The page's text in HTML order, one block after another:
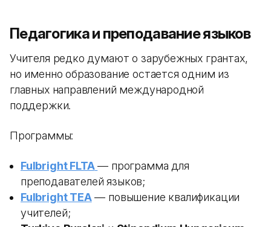
Педагогика и преподавание языков
Учителя редко думают о зарубежных грантах,
но именно образование остается одним из
главных направлений международной
поддержки.
Программы:
Fulbright FLTA — программа для
преподавателей языков;
Fulbright TEA— повышение квалификации
учителей;